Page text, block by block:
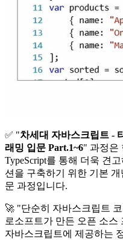
✅ "차세대 자바스크립트 -
래밍 입문 Part.1~6" 과정은
TypeScript를 통해 더욱 견
션을 구축하기 위한 기본
문 과정입니다.
🚀 "단순히 자바스크립트
로소프트가 만든 오픈 소스
자바스크립트에 제공하는